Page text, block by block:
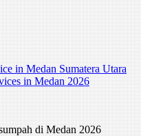
in Medan Sumatera Utara
in Medan 2026
di Medan 2026